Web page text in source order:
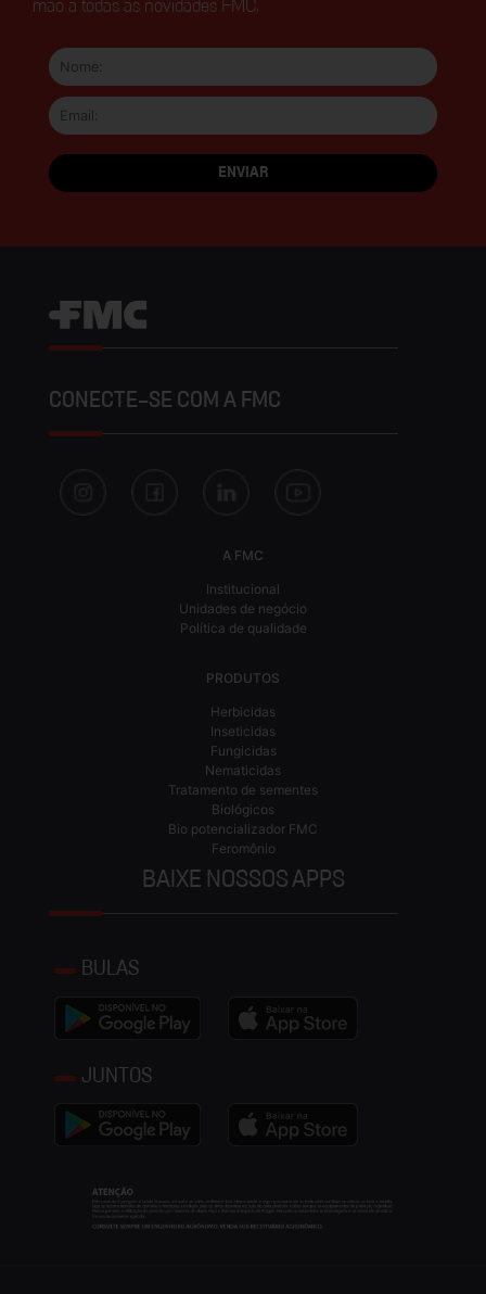
mão a todas as novidades FMC.
CONECTE-SE COM A FMC
A FMC
Institucional
Unidades de negócio
Política de qualidade
PRODUTOS
Herbicidas
Inseticidas
Fungicidas
Nematicidas
Tratamento de sementes
Biológicos
Bio potencializador FMC
Feromônio
BAIXE NOSSOS APPS
BULAS
JUNTOS